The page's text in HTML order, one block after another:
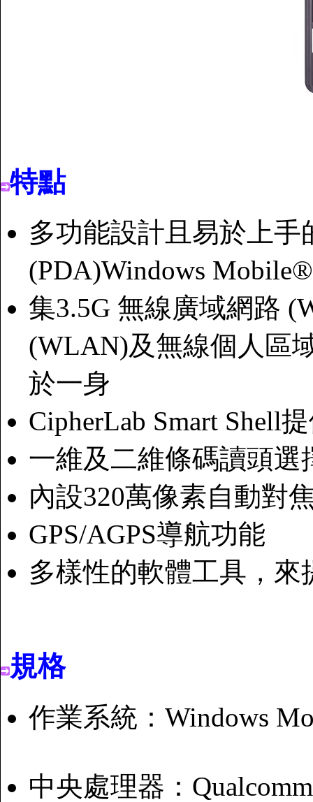
特點
多功能設計且易於上
(PDA)Windows
集3.5G 無線廣域網路
(WLAN)及無線個人區
於一身
CipherLab Smart Shell
一維及二維條碼讀頭選
內設320萬像素自動對
GPS/AGPS導航功能
多樣性的軟體工具，
規格
作業系統：Windows
中央處理器：